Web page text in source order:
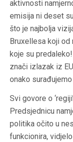
aktivnosti
emisija ni deset
što je najbolja
Bruxellesa koji
koje su
znači izlazak iz
onako
Svi govore o
Predsjednicu
politika očito u
funkcionira,